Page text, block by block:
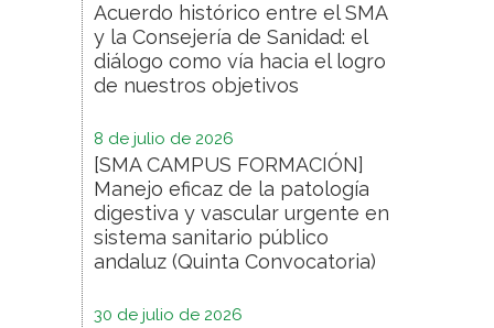
Acuerdo histórico entre el SMA
y la Consejería de Sanidad: el
diálogo como vía hacia el logro
de nuestros objetivos
8 de julio de 2026
[SMA CAMPUS FORMACIÓN]
Manejo eficaz de la patología
digestiva y vascular urgente en
sistema sanitario público
andaluz (Quinta Convocatoria)
30 de julio de 2026